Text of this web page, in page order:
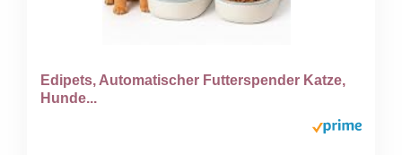
Edipets, Automatischer Futterspender Katze,
Hunde...